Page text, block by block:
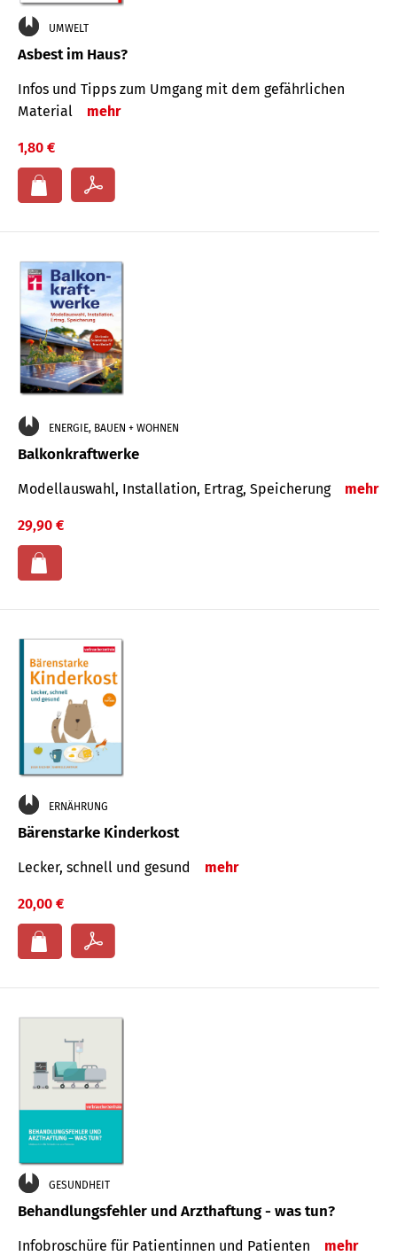
UMWELT
Asbest im Haus?
Infos und Tipps zum Um­gang mit dem ge­fähr­lichen
Mate­rial
mehr
1,80 €
ENERGIE, BAUEN + WOHNEN
Balkonkraftwerke
Modellauswahl, Installation, Ertrag, Speicherung mehr
29,90 €
ERNÄHRUNG
Bärenstarke Kinderkost
Lecker, schnell und gesund mehr
20,00 €
GESUNDHEIT
Behandlungsfehler und Arzthaftung - was tun?
Infobroschüre für Patientinnen und Patienten mehr